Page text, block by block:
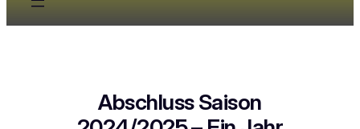
Abschluss Saison